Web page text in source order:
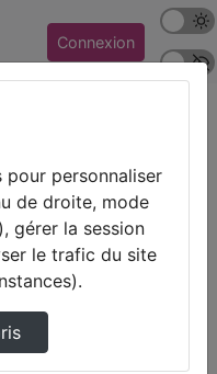
Connexion
Mode
Police
pour personnaliser
de droite, mode
gérer la session
le trafic du site